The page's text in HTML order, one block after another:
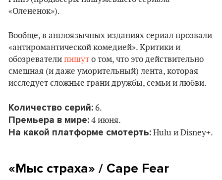
«Олененок»).
Вообще, в англоязычных изданиях сериал прозвали
«антиромантической комедией». Критики и
обозреватели пишут о том, что это действительно
смешная (и даже уморительный) лента, которая
исследует сложные грани дружбы, семьи и любви.
Количество серий: 6.
Премьера в мире: 4 июня.
На какой платформе смотерть: Hulu и Disney+.
«Мыс страха» / Cape Fear